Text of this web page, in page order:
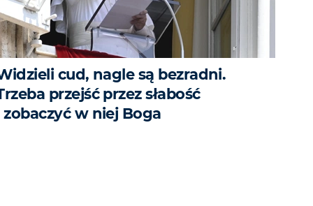
cud, nagle są bezradni.
przejść przez słabość
zobaczyć w niej Boga